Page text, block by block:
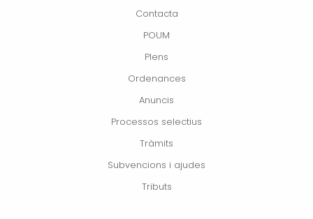
Contacta
POUM
Plens
Ordenances
Anuncis
Processos selectius
Tràmits
Subvencions i ajudes
Tributs